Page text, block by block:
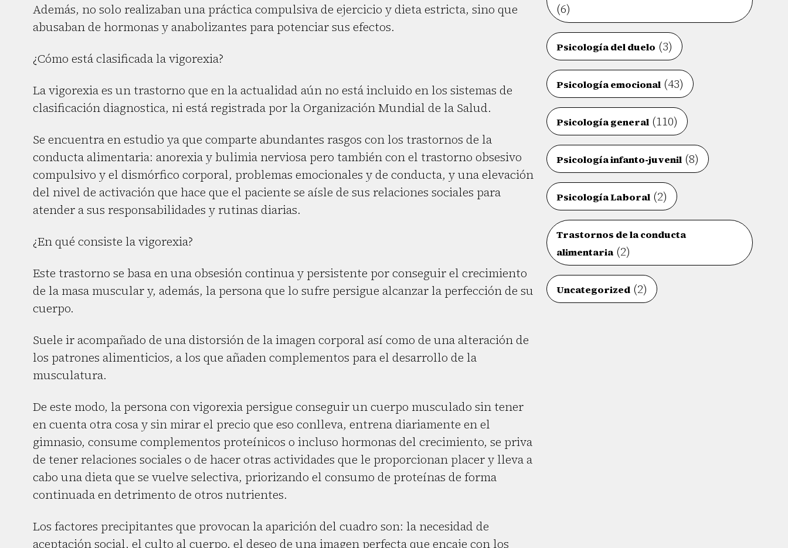
Además, no solo realizaban una práctica compulsiva de ejercicio y dieta estricta, sino que
abusaban de hormonas y anabolizantes para potenciar sus efectos.
¿Cómo está clasificada la vigorexia?
La vigorexia es un trastorno que en la actualidad aún no está incluido en los sistemas de
clasificación diagnostica, ni está registrada por la Organización Mundial de la Salud.
Se encuentra en estudio ya que comparte abundantes rasgos con los trastornos de la
conducta alimentaria: anorexia y bulimia nerviosa pero también con el trastorno obsesivo
compulsivo y el dismórfico corporal, problemas emocionales y de conducta, y una elevación
del nivel de activación que hace que el paciente se aísle de sus relaciones sociales para
atender a sus responsabilidades y rutinas diarias.
¿En qué consiste la vigorexia?
Este trastorno se basa en una obsesión continua y persistente por conseguir el crecimiento
de la masa muscular y, además, la persona que lo sufre persigue alcanzar la perfección de su
cuerpo.
Suele ir acompañado de una distorsión de la imagen corporal así como de una alteración de
los patrones alimenticios, a los que añaden complementos para el desarrollo de la
musculatura.
De este modo, la persona con vigorexia persigue conseguir un cuerpo musculado sin tener
en cuenta otra cosa y sin mirar el precio que eso conlleva, entrena diariamente en el
gimnasio, consume complementos proteínicos o incluso hormonas del crecimiento, se priva
de tener relaciones sociales o de hacer otras actividades que le proporcionan placer y lleva a
cabo una dieta que se vuelve selectiva, priorizando el consumo de proteínas de forma
continuada en detrimento de otros nutrientes.
Los factores precipitantes que provocan la aparición del cuadro son: la necesidad de
aceptación social, el culto al cuerpo, el deseo de una imagen perfecta que encaje con los
(6)
Psicología del duelo (3)
Psicología emocional (43)
Psicología general (110)
Psicología infanto-juvenil (8)
Psicología Laboral (2)
Trastornos de la conducta
alimentaria(2)
Uncategorized (2)